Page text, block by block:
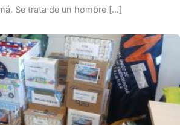
Se trata de un hombre […]